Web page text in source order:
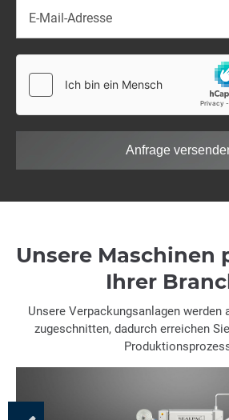
Anfrage
Unsere Maschinen
Ihrer
Unsere Verpackungsanlagen werden
zugeschnitten, dadurch erreichen